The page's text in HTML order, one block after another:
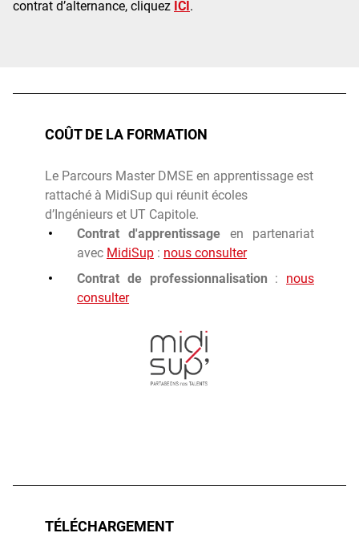
contrat d’alternance, cliquez ICI.
COÛT DE LA FORMATION
Le Parcours Master DMSE en apprentissage est
rattaché à MidiSup qui réunit écoles
d’Ingénieurs et UT Capitole.
Contrat d'apprentissage en partenariat
avec MidiSup : nous consulter
Contrat de professionnalisation : nous
consulter
TÉLÉCHARGEMENT